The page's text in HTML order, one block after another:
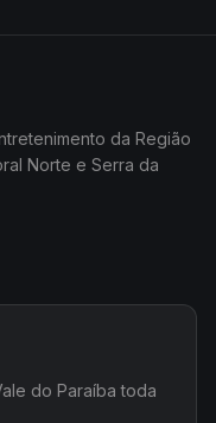
da Região
Norte e Serra da
do Paraíba toda